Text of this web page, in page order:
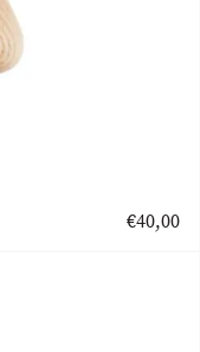
€40,00